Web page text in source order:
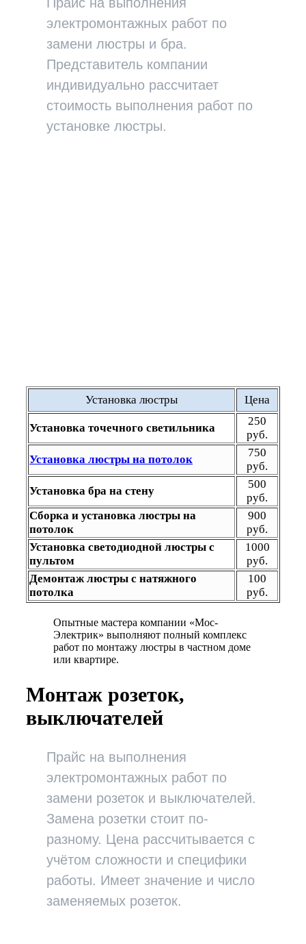
электромонтажных работ по
замени люстры и бра.
Представитель компании
индивидуально рассчитает
стоимость выполнения работ по
установке люстры.
Установка люстры Цена
Установка точечного светильника
250
руб.
Установка люстры на потолок
750
руб.
Установка бра на стену
500
руб.
Сборка и установка люстры на
потолок
900
руб.
Установка светодиодной люстры с
пультом
1000
руб.
Демонтаж люстры с натяжного
потолка
100
руб.
Опытные мастера компании «Мос-
Электрик» выполняют полный комплекс
работ по монтажу люстры в частном доме
или квартире.
Монтаж розеток,
выключателей
Прайс на выполнения
электромонтажных работ по
замени розеток и выключателей.
Замена розетки стоит по-
разному. Цена рассчитывается с
учётом сложности и специфики
работы. Имеет значение и число
заменяемых розеток.